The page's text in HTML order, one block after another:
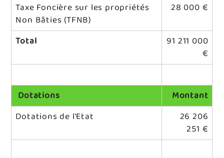
Taxe Foncière sur les propriétés
Non Bâties (TFNB)
28 000 €
Total
91 211 000
€
Dotations
Montant
Dotations de l'Etat
26 206
251 €